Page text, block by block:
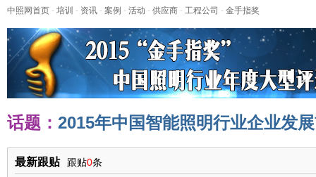
中照网首页 - 培训 - 资讯 - 案例 - 活动 - 供应商 - 工程公司 - 金手指奖
话题： 2015年中国智能照明行业企业发
最新跟贴 跟贴0条